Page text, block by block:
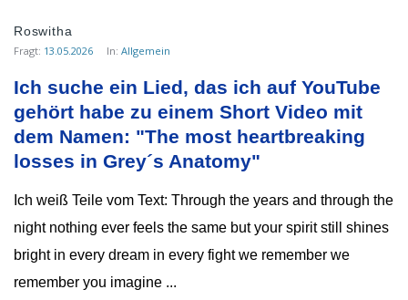
Musikforum
von
WieheisstdasLied.de
Neueste
Fragen
Roswitha
Fragt: 13.05.2026 In: Allgemein
Ich suche ein Lied, das ich auf YouTube
gehört habe zu einem Short Video mit
dem Namen: "The most heartbreaking
losses in Grey´s Anatomy"
Ich weiß Teile vom Text: Through the years and through the
night nothing ever feels the same but your spirit still shines
bright in every dream in every fight we remember we
remember you imagine ...